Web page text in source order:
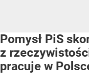
Pomysł PiS
z
pracuje w